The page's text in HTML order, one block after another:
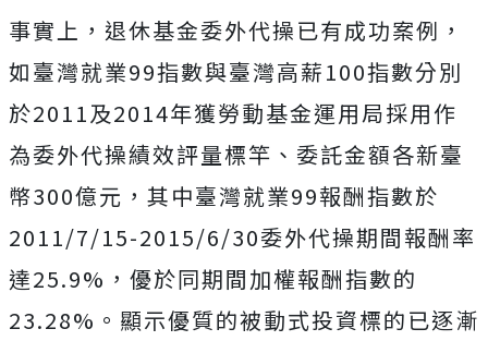
事實上，退休基金委外代操已有成功案例，
如臺灣就業99指數與臺灣高薪100指數分別
於2011及2014年獲勞動基金運用局採用作
為委外代操績效評量標竿、委託金額各新臺
幣300億元，其中臺灣就業99報酬指數於
2011/7/15-2015/6/30委外代操期間報酬率
達25.9%，優於同期間加權報酬指數的
23.28%。顯示優質的被動式投資標的已逐漸